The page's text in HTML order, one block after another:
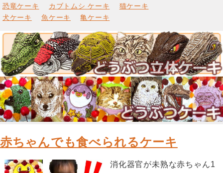
恐竜ケーキ
カブトムシ ケーキ
猫ケーキ
犬ケーキ
魚ケーキ 亀ケーキ
赤ちゃんでも食べられるケーキ
消化器官が未熟な赤ちゃん1